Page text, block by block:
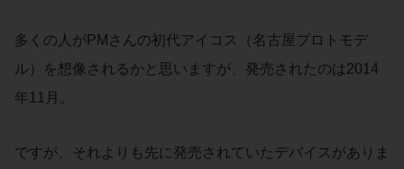
多くの人がPMさんの初代アイコス（名古屋プロトモデ
ル）を想像されるかと思いますが、発売されたのは2014
年11月。
ですが、それよりも先に発売されていたデバイスがありま